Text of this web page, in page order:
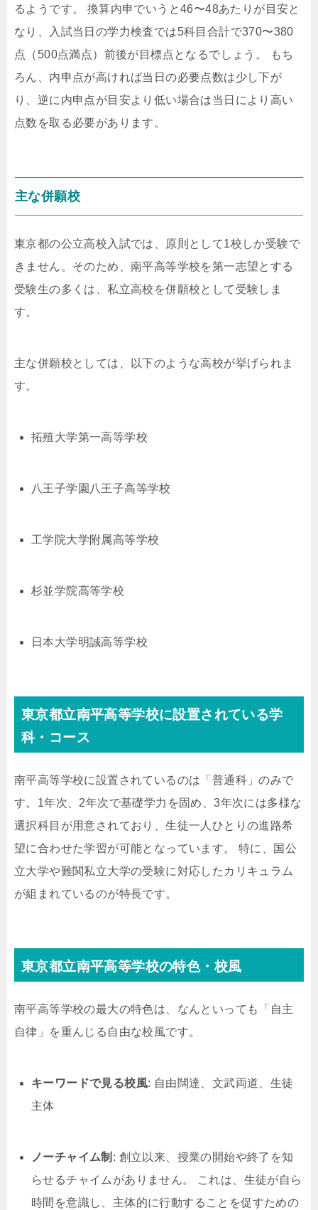
るようです。 換算内申でいうと46〜48あたりが目安と
なり、入試当日の学力検査では5科目合計で370〜380
点（500点満点）前後が目標点となるでしょう。 もち
ろん、内申点が高ければ当日の必要点数は少し下が
り、逆に内申点が目安より低い場合は当日により高い
点数を取る必要があります。
主な併願校
東京都の公立高校入試では、原則として1校しか受験で
きません。そのため、南平高等学校を第一志望とする
受験生の多くは、私立高校を併願校として受験しま
す。
主な併願校としては、以下のような高校が挙げられま
す。
拓殖大学第一高等学校
八王子学園八王子高等学校
工学院大学附属高等学校
杉並学院高等学校
日本大学明誠高等学校
東京都立南平高等学校に設置されている学
科・コース
南平高等学校に設置されているのは「普通科」のみで
す。1年次、2年次で基礎学力を固め、3年次には多様な
選択科目が用意されており、生徒一人ひとりの進路希
望に合わせた学習が可能となっています。 特に、国公
立大学や難関私立大学の受験に対応したカリキュラム
が組まれているのが特長です。
東京都立南平高等学校の特色・校風
南平高等学校の最大の特色は、なんといっても「自主
自律」を重んじる自由な校風です。
キーワードで見る校風: 自由闊達、文武両道、生徒
主体
ノーチャイム制 : 創立以来、授業の開始や終了を知
らせるチャイムがありません。 これは、生徒が自ら
時間を意識し、主体的に行動することを促すための